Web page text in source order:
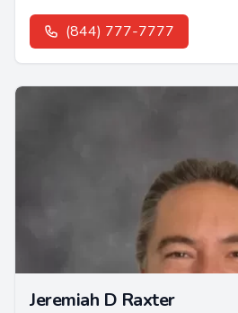
(844) 777-7777
Jeremiah D Raxter